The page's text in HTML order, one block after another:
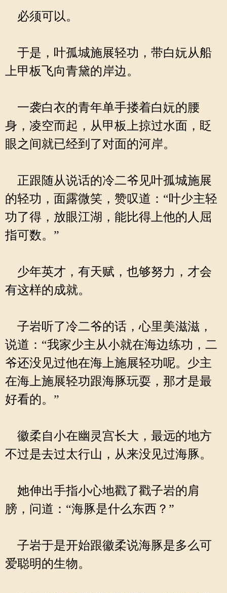
必须可以。
于是，叶孤城施展轻功，带白妧从船
上甲板飞向青黛的岸边。
一袭白衣的青年单手搂着白妧的腰
身，凌空而起，从甲板上掠过水面，眨
眼之间就已经到了对面的河岸。
正跟随从说话的冷二爷见叶孤城施展
的轻功，面露微笑，赞叹道：“叶少主轻
功了得，放眼江湖，能比得上他的人屈
指可数。”
少年英才，有天赋，也够努力，才会
有这样的成就。
子岩听了冷二爷的话，心里美滋滋，
说道：“我家少主从小就在海边练功，二
爷还没见过他在海上施展轻功呢。少主
在海上施展轻功跟海豚玩耍，那才是最
好看的。”
徽柔自小在幽灵宫长大，最远的地方
不过是去过太行山，从来没见过海豚。
她伸出手指小心地戳了戳子岩的肩
膀，问道：“海豚是什么东西？”
子岩于是开始跟徽柔说海豚是多么可
爱聪明的生物。